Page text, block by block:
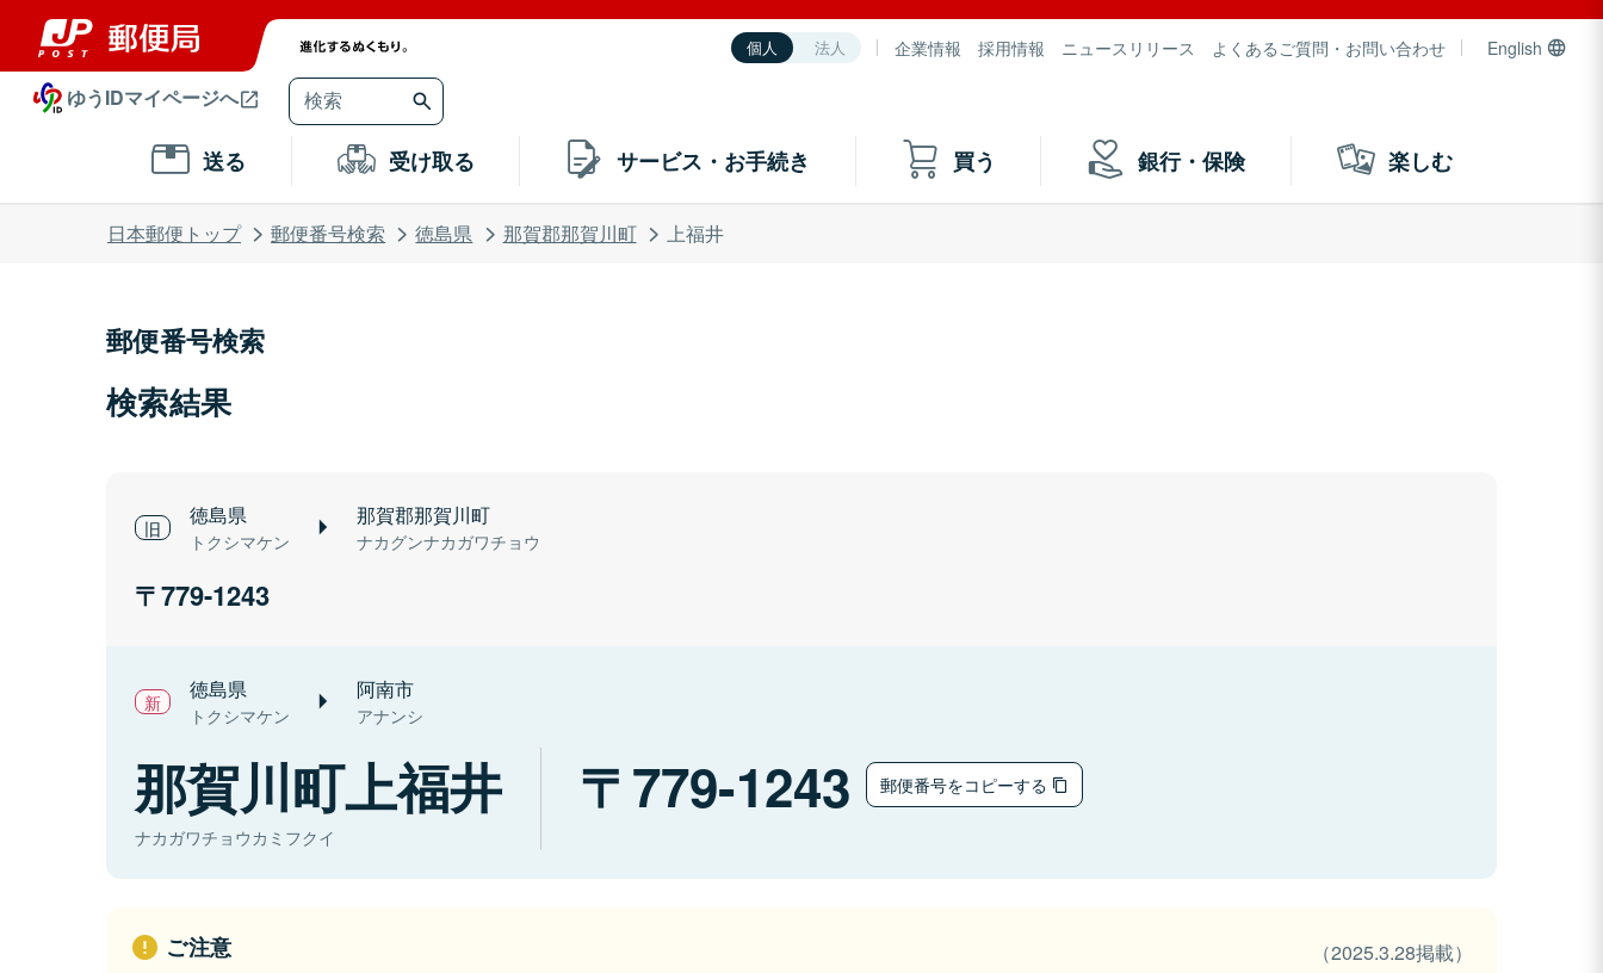
個人 法人 企業情報 採用情報 ニュースリリース よくあるご質問・お問い合わせ English
ゆうIDマイページへ
送る 受け取る サービス・お手続き 買う 銀行・保険 楽しむ
日本郵便トップ 郵便番号検索 徳島県 那賀郡那賀川町 上福井
郵便番号検索
検索結果
徳島県
トクシマケン
那賀郡那賀川町
ナカグンナカガワチョウ
779-1243
徳島県
トクシマケン
阿南市
アナンシ
那賀川町上福井
ナカガワチョウカミフクイ
779-1243 郵便番号をコピーする
ご注意
（2025.3.28掲載）